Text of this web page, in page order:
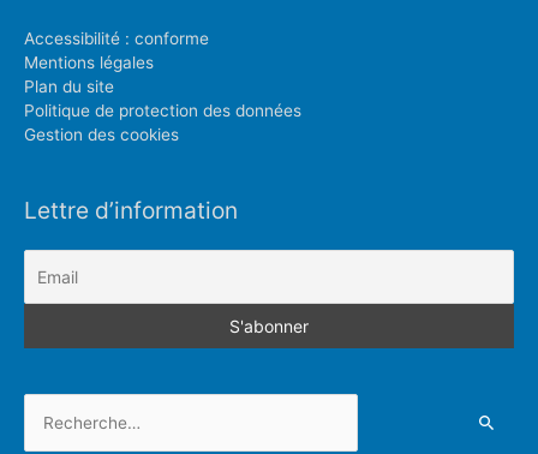
Accessibilité : conforme
Mentions légales
Plan du site
Politique de protection des données
Gestion des cookies
Lettre d’information